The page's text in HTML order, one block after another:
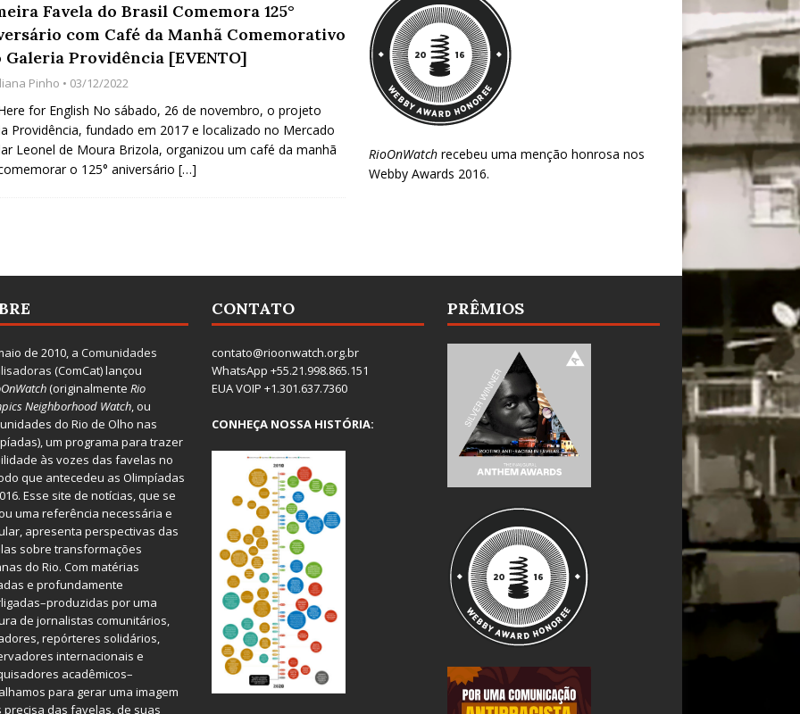
Favela do Brasil Comemora 125°
com Café da Manhã Comemorativo
Galeria Providência [EVENTO]
Pinho • 03/12/2022
for English No sábado, 26 de novembro, o projeto
Providência, fundado em 2017 e localizado no Mercado
Leonel de Moura Brizola, organizou um café da manhã
o 125° aniversário […]
RioOnWatchrecebeu uma menção honrosa nos
Webby Awards 2016.
de 2010, a Comunidades
(ComCat) lançou
(originalmente Rio
Neighborhood Watch, ou
do Rio de Olho nas
um programa para trazer
às vozes das favelas no
que antecedeu as Olimpíadas
Esse site de notícias, que se
uma referência necessária e
apresenta perspectivas das
sobre transformações
do Rio. Com matérias
e profundamente
por uma
de jornalistas comunitários,
repórteres solidários,
internacionais e
acadêmicos–
para gerar uma imagem
precisa das favelas, de suas
CONTATO
contato@rioonwatch.org.br
WhatsApp +55.21.998.865.151
EUA VOIP +1.301.637.7360
CONHEÇA NOSSA HISTÓRIA:
PRÊMIOS